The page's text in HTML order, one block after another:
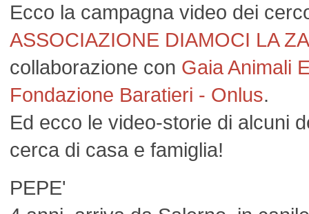
Ecco la campagna video dei
ASSOCIAZIONE DIAMOCI LA
collaborazione con Gaia Animali
Fondazione Baratieri - Onlus.
Ed ecco le video-storie di alcuni
cerca di casa e famiglia!
PEPE'